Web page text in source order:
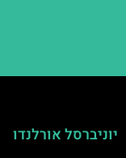
יוניברסל אורלנדו